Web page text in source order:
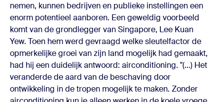
nemen, kunnen bedrijven en publieke instellingen een
enorm potentieel aanboren. Een geweldig voorbeeld
komt van de grondlegger van Singapore, Lee Kuan
Yew. Toen hem werd gevraagd welke sleutelfactor de
opmerkelijke groei van zijn land mogelijk had gemaakt,
had hij een duidelijk antwoord: airconditioning. "(…) Het
veranderde de aard van de beschaving door
ontwikkeling in de tropen mogelijk te maken. Zonder